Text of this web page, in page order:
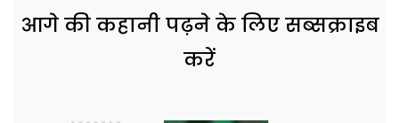
आगे की कहानी पढ़ने के लिए सब्सक्राइब
करें